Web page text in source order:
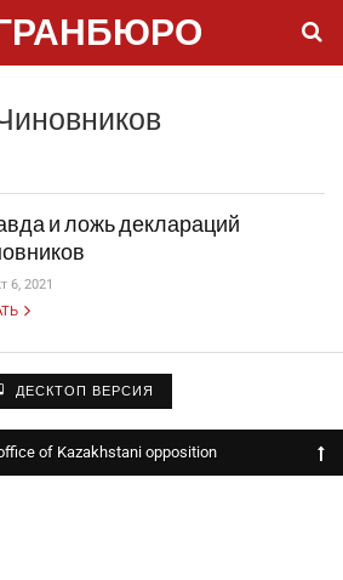
и ложь деклараций
6, 2021
ДЕСКТОП ВЕРСИЯ
of Kazakhstani opposition